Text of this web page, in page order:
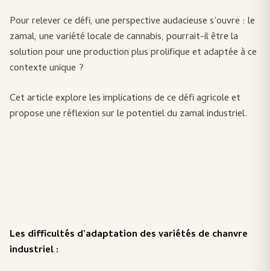
Pour relever ce défi, une perspective audacieuse s’ouvre : le
zamal, une variété locale de cannabis, pourrait-il être la
solution pour une production plus prolifique et adaptée à ce
contexte unique ?
Cet article explore les implications de ce défi agricole et
propose une réflexion sur le potentiel du zamal industriel.
Les difficultés d’adaptation des variétés de chanvre
industriel :